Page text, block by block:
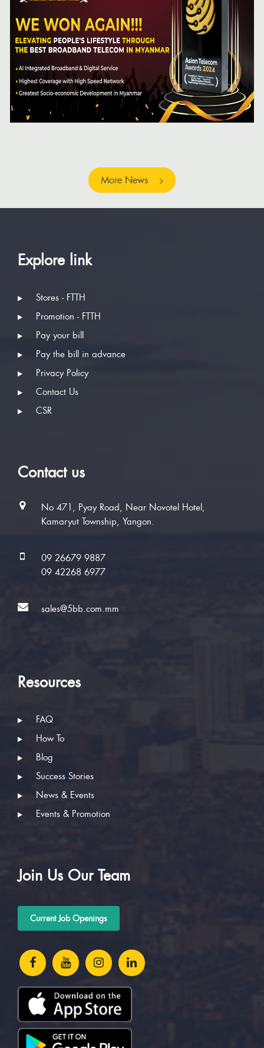
More News
Explore link
Stores - FTTH
Promotion - FTTH
Pay your bill
Pay the bill in advance
Privacy Policy
Contact Us
CSR
Contact us
No 471, Pyay Road, Near Novotel Hotel,
Kamaryut Township, Yangon.
09 26679 9887
09 42268 6977
sales@5bb.com.mm
Resources
FAQ
How To
Blog
Success Stories
News & Events
Events & Promotion
Join Us Our Team
Current Job Openings